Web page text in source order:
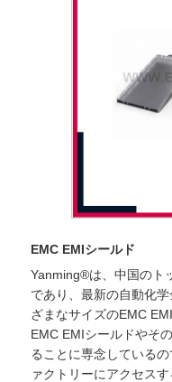
EMC EMIシールド
Yanming®は、中国のト
であり、最新の自動化
ざまなサイズのEMC
EMC EMIシールドやそ
ることに専念している
ァクトリーにアクセス